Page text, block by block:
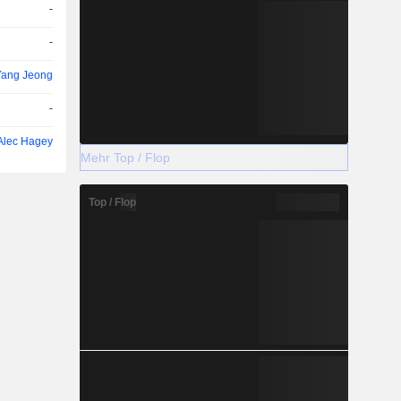
-
-
Jeong
-
Hagey
Mehr Top / Flop
Top / Flop